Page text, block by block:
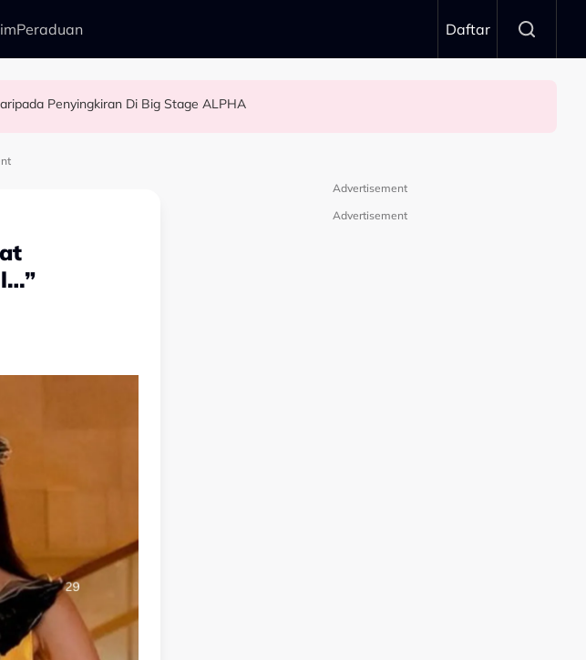
Peraduan Daftar
BergurauPerasaan Orang
Penyingkiran Di Big Stage ALPHA
Advertisement
Advertisement